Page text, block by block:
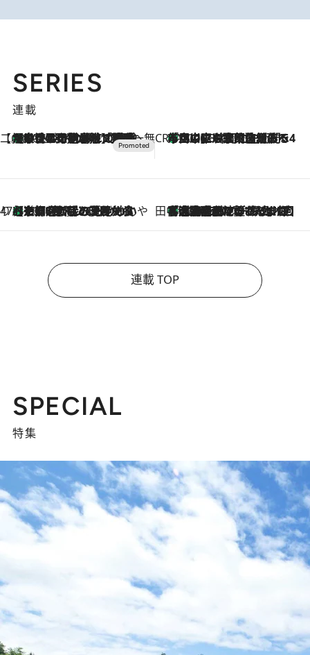
SERIES
連載
【CREA×星野リゾート】唯一無二。癒しと発見が待つ場所へ
2026.8.7
【トンボの足水浴】ヒノキの香りに包まれて涼感マックス！約13℃の湧水かけ流しを避暑地「星野温泉 トンボの湯」で体験 CREA'S CHOICE
2026.8.7
「立川にも歌舞伎があるんだよ」 片岡仁左衛門・市川中車ら豪華座組みで4年目の立川立飛歌舞伎へ
47都道府県の手みやげ ひんやりスイーツで夏を満喫
2026.8.7
【京都府】この夏絶対食べたい 冷やしておいしいおやつ3選 ひと口目から心を掴む新緑のテリーヌ 田中稲の勝手に再ブーム
2026.8.7
「湘南乃風に憧れて」観客大盛上がりの“タオル回し”に、ラッパー顔負けの高速歌唱まで…さだまさし（74）のアグレッシブすぎる現在地
連載 TOP
SPECIAL
特集